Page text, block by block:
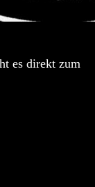
es direkt zum